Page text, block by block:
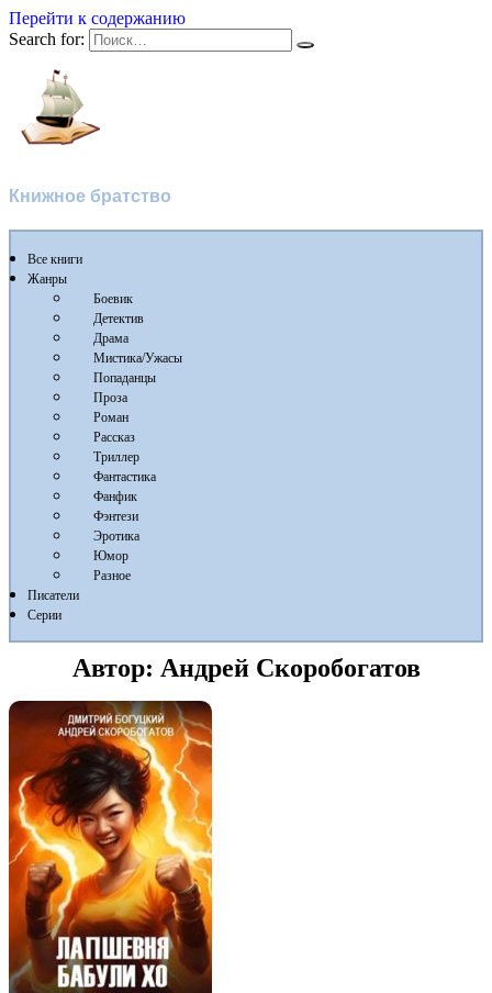
Перейти к содержанию
Search for:
Книжное братство
Все книги
Жанры
Боевик
Детектив
Драма
Мистика/Ужасы
Попаданцы
Проза
Роман
Рассказ
Триллер
Фантастика
Фанфик
Фэнтези
Эротика
Юмор
Разное
Писатели
Серии
Автор: Андрей Скоробогатов